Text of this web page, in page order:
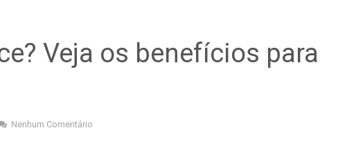
Veja os benefícios para
Nenhum Comentário